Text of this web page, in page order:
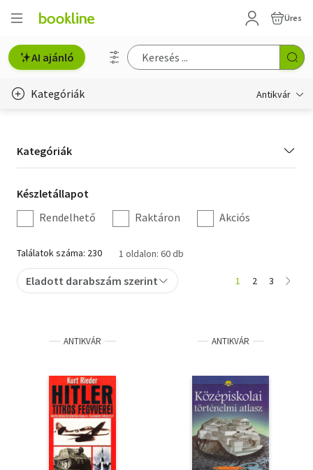
Üres
AI ajánló
Kategóriák Antikvár
Régi képeslap
Életmód, egészség
Erotika
Gyermek- és ifjúsági
Hobbi, szabadidő
Minikönyv
Művészet
Szakkönyv
Kategória
szűrés
Kategóriák
Készletállapot
szűrés
Készletállapot
Rendelhető
Raktáron Akciós
Találatok száma: 230 1 oldalon: 60 db
Eladott darabszám szerint 1 2 3
ANTIKVÁR ANTIKVÁR